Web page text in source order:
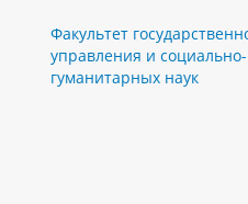
Факультет
управления и социально-
гуманитарных наук